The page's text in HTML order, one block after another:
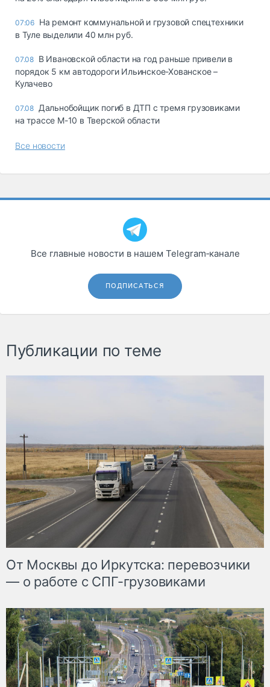
07:06 На ремонт коммунальной и грузовой спецтехники
в Туле выделили 40 млн руб.
07.08 В Ивановской области на год раньше привели в
порядок 5 км автодороги Ильинское-Хованское –
Кулачево
07.08 Дальнобойщик погиб в ДТП с тремя грузовиками
на трассе М-10 в Тверской области
Все новости
Все главные новости в нашем Telegram‑канале
ПОДПИСАТЬСЯ
Публикации по теме
От Москвы до Иркутска: перевозчики
— о работе с СПГ-грузовиками